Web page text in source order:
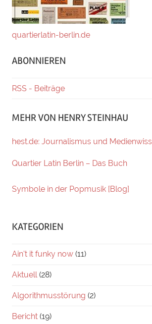
quartierlatin-berlin.de
ABONNIEREN
RSS - Beiträge
MEHR VON HENRY STEINHAU
hest.de: Journalismus und
Quartier Latin Berlin – Das Buch
Symbole in der Popmusik [Blog]
KATEGORIEN
Ain't it funky now (11)
Aktuell(28)
Algorithmusstörung (2)
Bericht (19)